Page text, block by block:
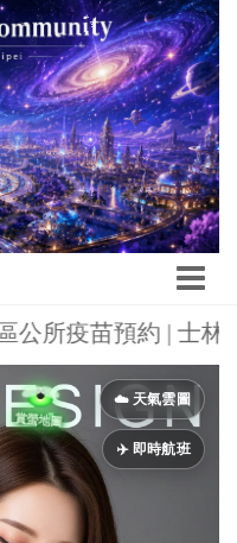
疫苗預約 | 士林
☁️ 天氣雲圖
✈️ 即時航班
Next